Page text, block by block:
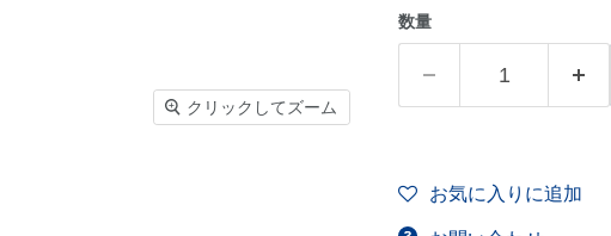
クリックしてズーム
数量
お気に入りに追加